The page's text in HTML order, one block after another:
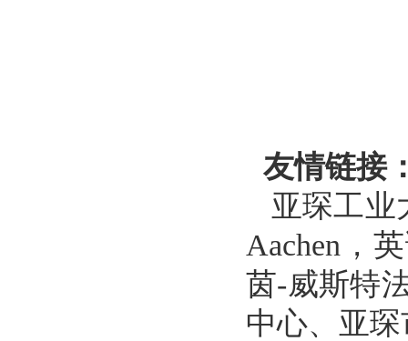
友情链接
亚琛工业
Aachen ，
茵-威斯特
中心、亚